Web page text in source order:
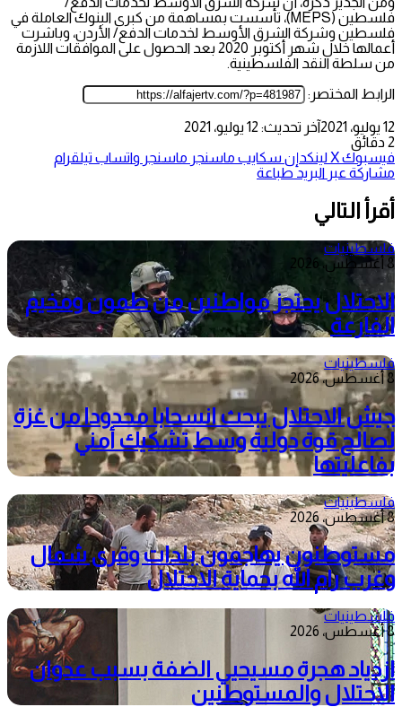
فلسطين (MEPS)، تأسست بمساهمة من كبرى البنوك العاملة في
فلسطين وشركة الشرق الأوسط لخدمات الدفع/ الأردن، وباشرت
أعمالها خلال شهر أكتوبر 2020 بعد الحصول على الموافقات اللازمة
من سلطة النقد الفلسطينية.
الرابط المختصر:
12 يوليو، 2021
آخر تحديث: 12 يوليو، 2021
2 دقائق
فيسبوك‫Xلينكدإن سكايب ماسنجر ماسنجر واتساب تيلقرام
مشاركة عبر البريد طباعة
أقرأ التالي
فلسطينيات
8 أغسطس، 2026
الاحتلال يحتجز مواطنين من طمون ومخيم
الفارعة
فلسطينيات
8 أغسطس، 2026
جيش الاحتلال يبحث انسحابا محدودا من غزة
لصالح قوة دولية وسط تشكيك أمني
بفاعليتها
فلسطينيات
8 أغسطس، 2026
مستوطنون يهاجمون بلدات وقرى شمال
وغرب رام الله بحماية الاحتلال
فلسطينيات
8 أغسطس، 2026
ازدياد هجرة مسيحيي الضفة بسبب عدوان
الاحتلال والمستوطنين